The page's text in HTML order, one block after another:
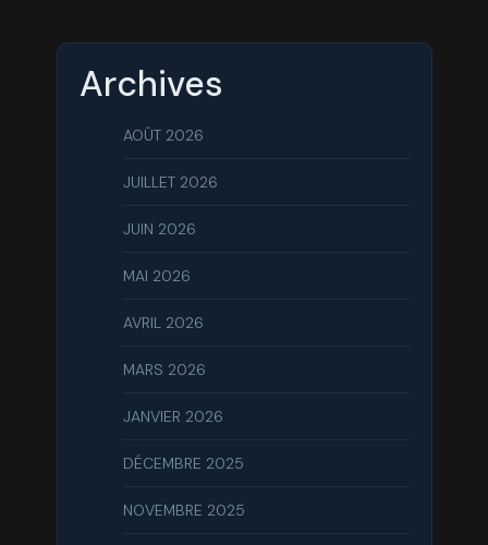
Archives
AOÛT 2026
JUILLET 2026
JUIN 2026
MAI 2026
AVRIL 2026
MARS 2026
JANVIER 2026
DÉCEMBRE 2025
NOVEMBRE 2025